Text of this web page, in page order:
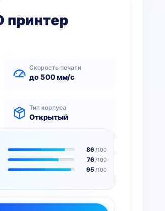
принтер
Скорость печати
до 500 мм/с
Тип корпуса
Открытый
86/100
76/100
95/100